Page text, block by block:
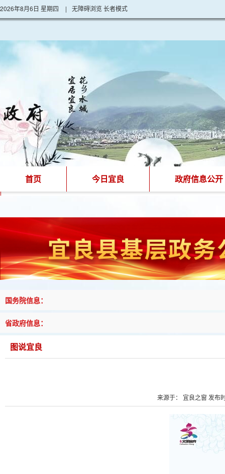
2026年8月6日 星期四 | 无障碍浏览长者模式
首页 今日宜良 政府信息公开
国务院信息：
省政府信息：
图说宜良
来源于： 宜良之窗 发布